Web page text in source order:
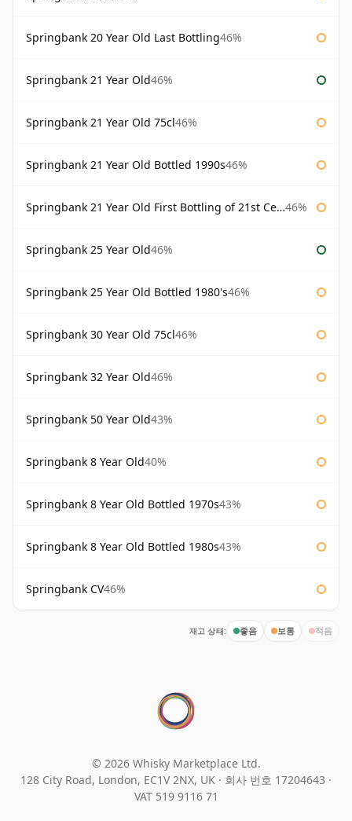
Springbank 20 Year Old Last Bottling46%
Springbank 21 Year Old46%
Springbank 21 Year Old 75cl46%
Springbank 21 Year Old Bottled 1990s46%
Springbank 21 Year Old First Bottling of 21st Century 46%
Springbank 25 Year Old46%
Springbank 25 Year Old Bottled 1980's46%
Springbank 30 Year Old 75cl46%
Springbank 32 Year Old46%
Springbank 50 Year Old43%
Springbank 8 Year Old40%
Springbank 8 Year Old Bottled 1970s43%
Springbank 8 Year Old Bottled 1980s43%
Springbank CV46%
재고 상태: 좋음 보통 적음
© 2026 Whisky Marketplace Ltd.
128 City Road, London, EC1V 2NX, UK · 회사 번호 17204643 ·
VAT 519 9116 71